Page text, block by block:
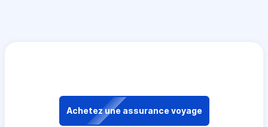
Achetez une assurance voyage